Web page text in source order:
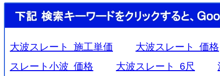
大波スレート 施工単価
大波スレート 価格
スレート小波 価格
大波スレート 6尺